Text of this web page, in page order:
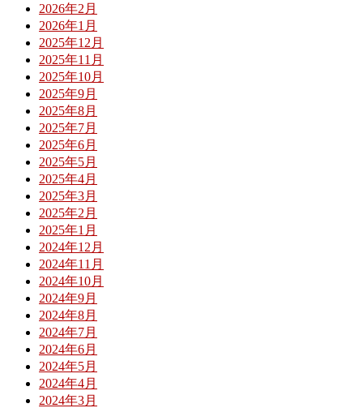
2026年2月
2026年1月
2025年12月
2025年11月
2025年10月
2025年9月
2025年8月
2025年7月
2025年6月
2025年5月
2025年4月
2025年3月
2025年2月
2025年1月
2024年12月
2024年11月
2024年10月
2024年9月
2024年8月
2024年7月
2024年6月
2024年5月
2024年4月
2024年3月